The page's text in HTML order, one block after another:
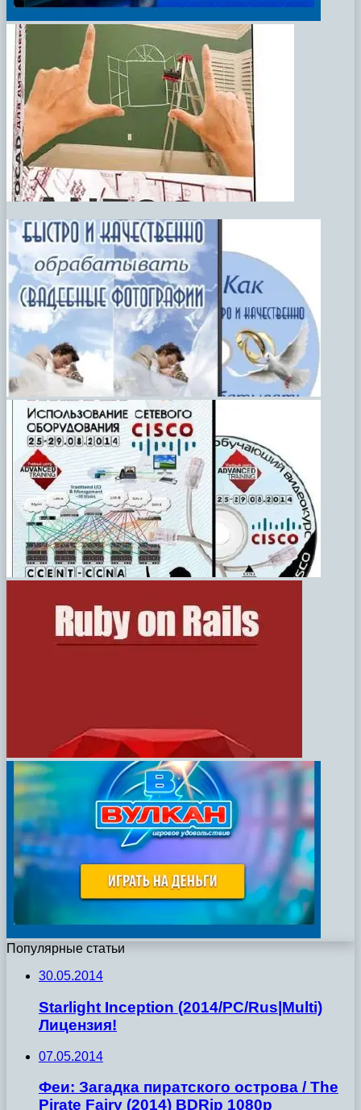
Популярные статьи
30.05.2014
Starlight Inception (2014/PC/Rus|Multi)
Лицензия!
07.05.2014
Феи: Загадка пиратского острова / The
Pirate Fairy (2014) BDRip 1080p